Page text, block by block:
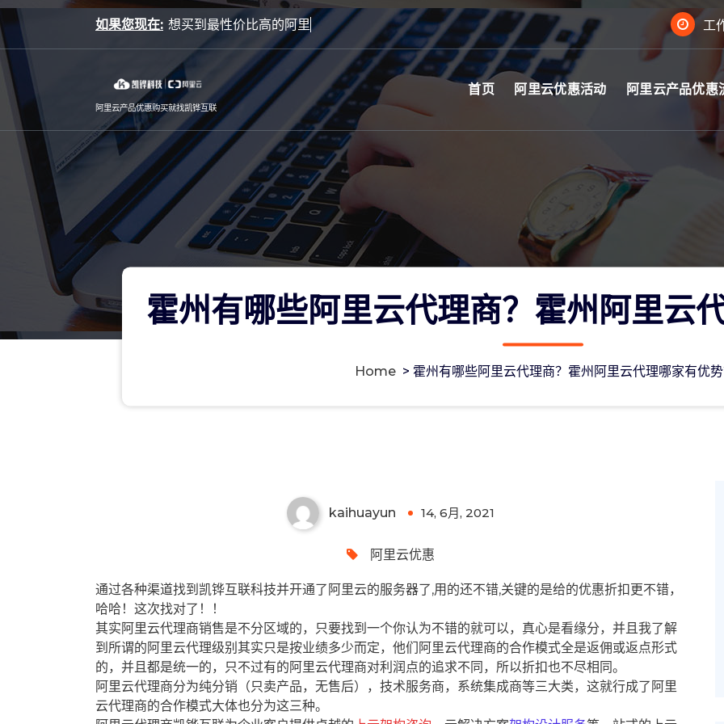
Skip
to
content
如果您现在: 工
阿里云产品优惠购买就找凯铧互联
首页 阿里云优惠活动 阿里云产品优惠
霍州有哪些阿里云代理商？霍州阿里云
Home > 霍州有哪些阿里云代理商？霍州阿里云代理哪家有优
kaihuayun 14, 6月, 2021
阿里云优惠
通过各种渠道找到凯铧互联科技并开通了阿里云的服务器了,用的还不错,关键的是给的优惠折扣更不错，
哈哈！这次找对了！！
其实阿里云代理商销售是不分区域的，只要找到一个你认为不错的就可以，真心是看缘分，并且我了解
到所谓的阿里云代理级别其实只是按业绩多少而定，他们阿里云代理商的合作模式全是返佣或返点形式
的，并且都是统一的，只不过有的阿里云代理商对利润点的追求不同，所以折扣也不尽相同。
阿里云代理商分为纯分销（只卖产品，无售后），技术服务商，系统集成商等三大类，这就行成了阿里
云代理商的合作模式大体也分为这三种。